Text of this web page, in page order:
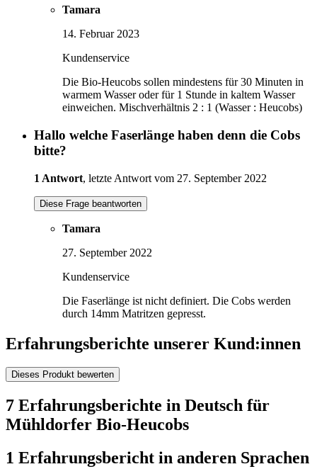
Tamara
14. Februar 2023
Kundenservice
Die Bio-Heucobs sollen mindestens für 30 Minuten in
warmem Wasser oder für 1 Stunde in kaltem Wasser
einweichen. Mischverhältnis 2 : 1 (Wasser : Heucobs)
Hallo welche Faserlänge haben denn die Cobs
bitte?
1 Antwort, letzte Antwort vom 27. September 2022
Diese Frage beantworten
Tamara
27. September 2022
Kundenservice
Die Faserlänge ist nicht definiert. Die Cobs werden
durch 14mm Matritzen gepresst.
Erfahrungsberichte unserer Kund:innen
Dieses Produkt bewerten
7 Erfahrungsberichte in Deutsch für
Mühldorfer Bio-Heucobs
1 Erfahrungsbericht in anderen Sprachen